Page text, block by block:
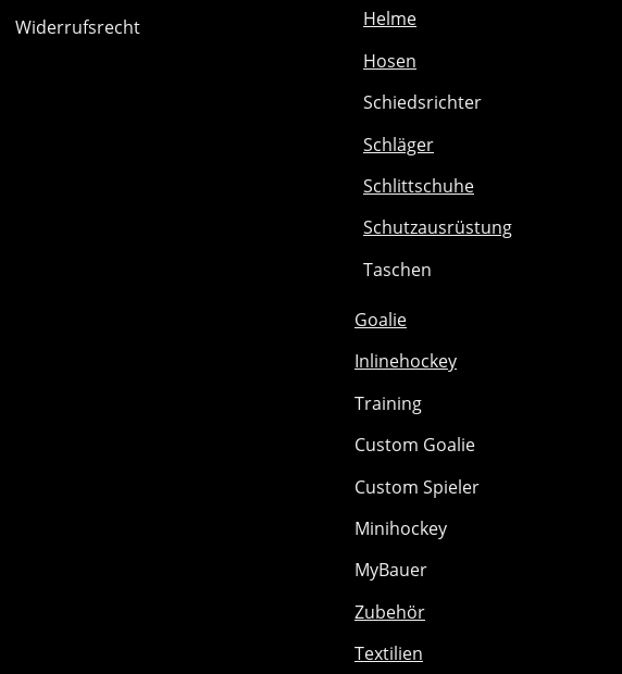
Widerrufsrecht
Helme
Hosen
Schiedsrichter
Schläger
Schlittschuhe
Schutzausrüstung
Taschen
Goalie
Inlinehockey
Training
Custom Goalie
Custom Spieler
Minihockey
MyBauer
Zubehör
Textilien